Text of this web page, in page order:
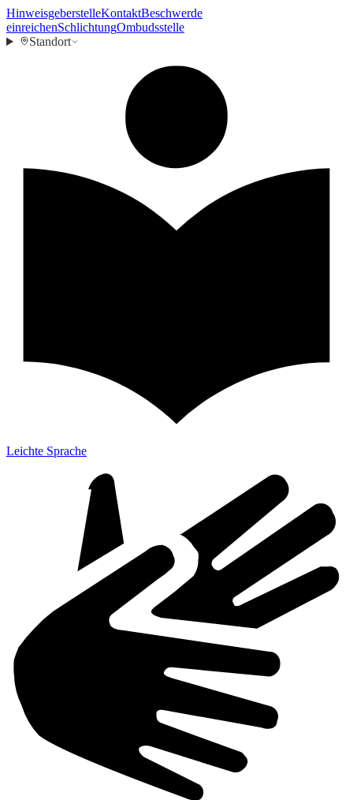
HinweisgeberstelleKontaktBeschwerde
einreichenSchlichtungOmbudsstelle
Standort
Leichte Sprache